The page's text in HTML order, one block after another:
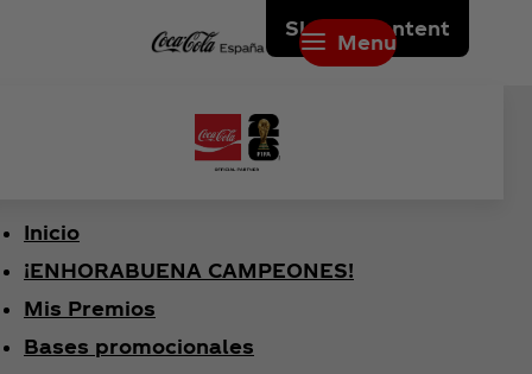
Skip to content
Menu
Inicio
¡ENHORABUENA CAMPEONES!
Mis Premios
Bases promocionales